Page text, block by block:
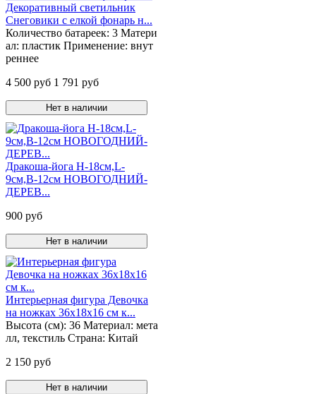
Декоративный светильник
Снеговики с елкой фонарь н...
Количество батареек: 3 Матери
ал: пластик Применение: внут
реннее
4 500 руб 1 791 руб
Нет в наличии
Дракоша-йога Н-18см,L-
9см,В-12см НОВОГОДНИЙ-
ДЕРЕВ...
900 руб
Нет в наличии
Интерьерная фигура Девочка
на ножках 36х18х16 см к...
Высота (см): 36 Материал: мета
лл, текстиль Страна: Китай
2 150 руб
Нет в наличии